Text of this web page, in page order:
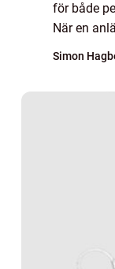
för både
När en
Simon